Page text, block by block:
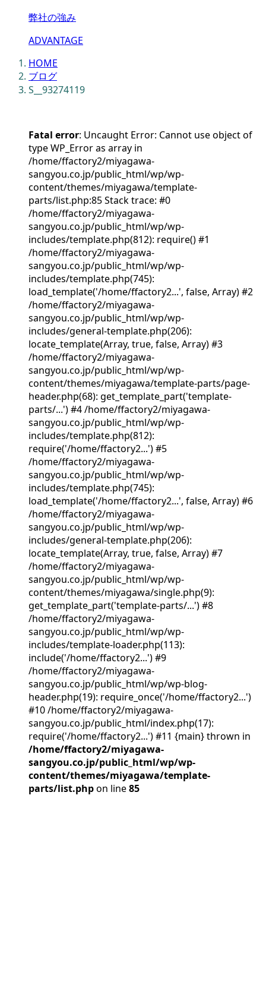
弊社の強み
ADVANTAGE
HOME
ブログ
S__93274119
Fatal error: Uncaught Error: Cannot use object of
type WP_Error as array in
/home/ffactory2/miyagawa-
sangyou.co.jp/public_html/wp/wp-
content/themes/miyagawa/template-
parts/list.php:85 Stack trace: #0
/home/ffactory2/miyagawa-
sangyou.co.jp/public_html/wp/wp-
includes/template.php(812): require() #1
/home/ffactory2/miyagawa-
sangyou.co.jp/public_html/wp/wp-
includes/template.php(745):
load_template('/home/ffactory2...', false, Array) #2
/home/ffactory2/miyagawa-
sangyou.co.jp/public_html/wp/wp-
includes/general-template.php(206):
locate_template(Array, true, false, Array) #3
/home/ffactory2/miyagawa-
sangyou.co.jp/public_html/wp/wp-
content/themes/miyagawa/template-parts/page-
header.php(68): get_template_part('template-
parts/...') #4 /home/ffactory2/miyagawa-
sangyou.co.jp/public_html/wp/wp-
includes/template.php(812):
require('/home/ffactory2...') #5
/home/ffactory2/miyagawa-
sangyou.co.jp/public_html/wp/wp-
includes/template.php(745):
load_template('/home/ffactory2...', false, Array) #6
/home/ffactory2/miyagawa-
sangyou.co.jp/public_html/wp/wp-
includes/general-template.php(206):
locate_template(Array, true, false, Array) #7
/home/ffactory2/miyagawa-
sangyou.co.jp/public_html/wp/wp-
content/themes/miyagawa/single.php(9):
get_template_part('template-parts/...') #8
/home/ffactory2/miyagawa-
sangyou.co.jp/public_html/wp/wp-
includes/template-loader.php(113):
include('/home/ffactory2...') #9
/home/ffactory2/miyagawa-
sangyou.co.jp/public_html/wp/wp-blog-
header.php(19): require_once('/home/ffactory2...')
#10 /home/ffactory2/miyagawa-
sangyou.co.jp/public_html/index.php(17):
require('/home/ffactory2...') #11 {main} thrown in
/home/ffactory2/miyagawa-
sangyou.co.jp/public_html/wp/wp-
content/themes/miyagawa/template-
parts/list.phpon line85